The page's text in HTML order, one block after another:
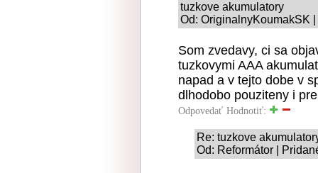
tuzkove akumulatory
Od: OriginalnyKoumakSK
Som zvedavy, ci sa
tuzkovymi AAA
napad a v tejto dobe v
dlhodobo pouziteny i
Odpovedať Hodnotiť:
Re: tuzkove
Od: Reformátor |